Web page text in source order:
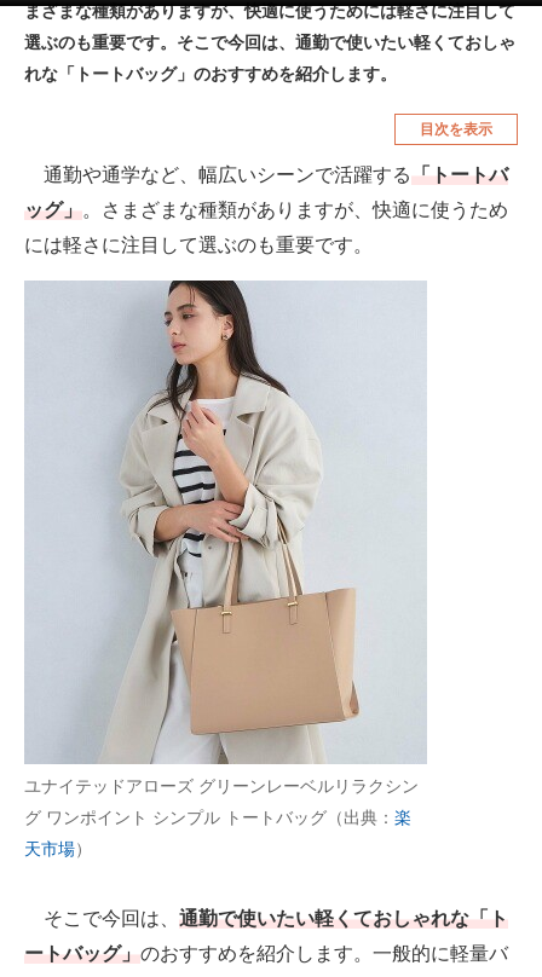
生活家電 生活用品
空調・季節家電 美容・コスメ
釣り具・釣り用品 食品・飲料・お酒
注目記事を集めた総合ページ
ITの今と未来を見通す
スマホと通信の最新トレンド
進化するPCとデバイスの未来
好きが集まる 比べて選べる
ビジネスと働き方のヒント
AI活用のいまが分かる
企業ITのトレンドを詳説
経営リーダーのコミュニティ
マーケ×ITの今がよく分かる
ITエンジニア向け専門サイト
IT製品の技術・比較・事例
まざまな種類がありますが、快適に使うためには軽さに注目して
選ぶのも重要です。そこで今回は、通勤で使いたい軽くておしゃ
れな「トートバッグ」のおすすめを紹介します。
目次を表示
通勤や通学など、幅広いシーンで活躍する「トートバ
ッグ」。さまざまな種類がありますが、快適に使うため
には軽さに注目して選ぶのも重要です。
ユナイテッドアローズ グリーンレーベルリラクシン
グ ワンポイント シンプル トートバッグ（出典： 楽
天市場）
そこで今回は、 通勤で使いたい軽くておしゃれな「ト
ートバッグ」のおすすめを紹介します。一般的に軽量バ